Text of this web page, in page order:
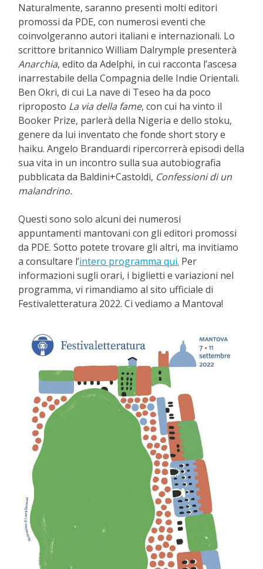
Naturalmente, saranno presenti molti editori
promossi da PDE, con numerosi eventi che
coinvolgeranno autori italiani e internazionali. Lo
scrittore britannico William Dalrymple presenterà
Anarchia, edito da Adelphi, in cui racconta l’ascesa
inarrestabile della Compagnia delle Indie Orientali.
Ben Okri, di cui La nave di Teseo ha da poco
riproposto La via della fame, con cui ha vinto il
Booker Prize, parlerà della Nigeria e dello stoku,
genere da lui inventato che fonde short story e
haiku. Angelo Branduardi ripercorrerà episodi della
sua vita in un incontro sulla sua autobiografia
pubblicata da Baldini+Castoldi, Confessioni di un
malandrino.
Questi sono solo alcuni dei numerosi
appuntamenti mantovani con gli editori promossi
da PDE. Sotto potete trovare gli altri, ma invitiamo
a consultare l’intero programma qui. Per
informazioni sugli orari, i biglietti e variazioni nel
programma, vi rimandiamo al sito ufficiale di
Festivaletteratura 2022. Ci vediamo a Mantova!